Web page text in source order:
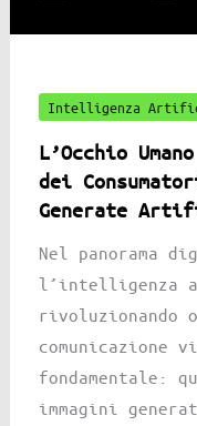
Intelligenza
L’Occhio
dei
Generate
Nel panorama
l’intelligenza
rivoluzionando
comunicazione
fondamentale:
immagini